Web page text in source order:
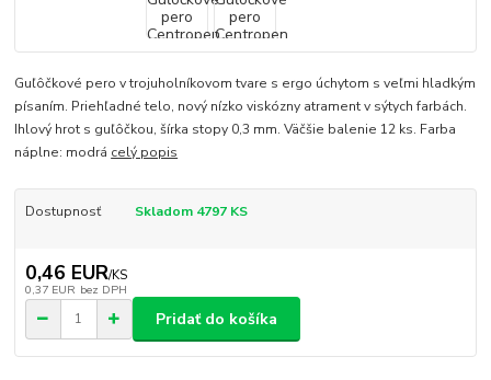
Guľôčkové pero v trojuholníkovom tvare s ergo úchytom s veľmi hladkým
písaním. Priehľadné telo, nový nízko viskózny atrament v sýtych farbách.
Ihlový hrot s guľôčkou, šírka stopy 0,3 mm. Väčšie balenie 12 ks. Farba
náplne: modrá celý popis
Dostupnosť Skladom 4797 KS
0,46 EUR/KS
0,37 EUR bez DPH
Pridať do košíka